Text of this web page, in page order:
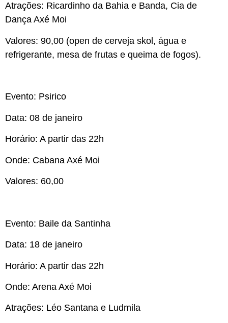
Atrações: Ricardinho da Bahia e Banda, Cia de
Dança Axé Moi
Valores: 90,00 (open de cerveja skol, água e
refrigerante, mesa de frutas e queima de fogos).
Evento: Psirico
Data: 08 de janeiro
Horário: A partir das 22h
Onde: Cabana Axé Moi
Valores: 60,00
Evento: Baile da Santinha
Data: 18 de janeiro
Horário: A partir das 22h
Onde: Arena Axé Moi
Atrações: Léo Santana e Ludmila